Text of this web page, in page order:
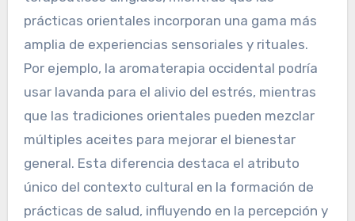
formulaciones estandarizadas, mientras que los
enfoques orientales se centran en la sabiduría
tradicional y la integración holística. Los
métodos occidentales suelen priorizar aceites
esenciales específicos para efectos
terapéuticos dirigidos, mientras que las
prácticas orientales incorporan una gama más
amplia de experiencias sensoriales y rituales.
Por ejemplo, la aromaterapia occidental podría